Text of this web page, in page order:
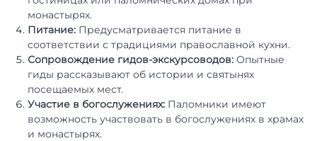
монастырях.
Питание: Предусматривается питание в
соответствии с традициями православной кухни.
Сопровождение гидов-экскурсоводов: Опытные
гиды рассказывают об истории и святынях
посещаемых мест.
Участие в богослужениях: Паломники имеют
возможность участвовать в богослужениях в храмах
и монастырях.